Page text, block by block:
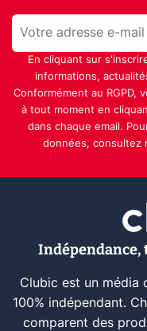
En cliquant sur
informations,
Conformément au RGPD,
à tout moment en
dans chaque email.
données, consultez
Indépendance,
Clubic est un média
100% indépendant.
comparent des